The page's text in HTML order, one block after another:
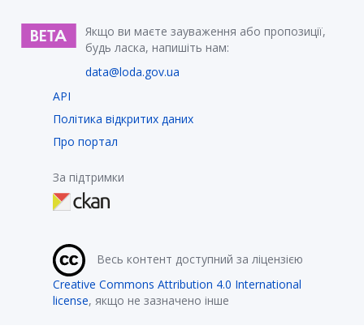
Якщо ви маєте зауваження або пропозиції,
будь ласка, напишіть нам:
data@loda.gov.ua
API
Політика відкритих даних
Про портал
За підтримки
Весь контент доступний за ліцензією
Creative Commons Attribution 4.0 International
license, якщо не зазначено інше